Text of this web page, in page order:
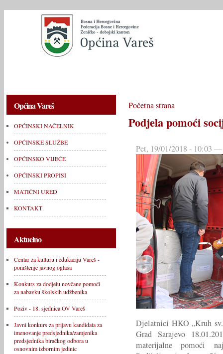
Općina Vareš
OPĆINSKI NAČELNIK
OPĆINSKE SLUŽBE
OPĆINSKO VIJEĆE
OPĆINSKI PROPISI
MATIČNI URED
KONTAKT
Aktuelno
Centar za kulturu i edukaciju Vareš -
poništenje javnog oglasa
Konkurs za dodjelu novčane pomoći
za nabavku školskih udžbenika
Poziv - 18. sjednica OV Vareš
Javni konkurs za prijavu kandidata za
imenovanje predsjednika/zamjenika
predsjednika biračkog odbora u
osnovnim izbornim jedinic
Početna strana
Podjela pomoći
Pet, 19/01/2018 - 10:03
Djelatnici HKO „Kruh
Grad Sarajevo
materijalne pomoći